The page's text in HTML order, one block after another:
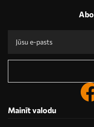
Mainīt valodu